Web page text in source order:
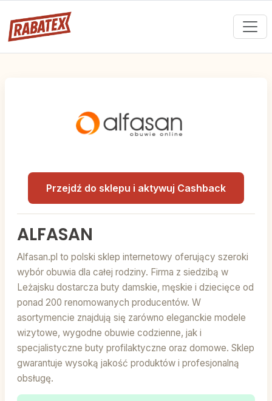
Przejdź do sklepu i aktywuj Cashback
ALFASAN
Alfasan.pl to polski sklep internetowy oferujący szeroki
wybór obuwia dla całej rodziny. Firma z siedzibą w
Leżajsku dostarcza buty damskie, męskie i dziecięce od
ponad 200 renomowanych producentów. W
asortymencie znajdują się zarówno eleganckie modele
wizytowe, wygodne obuwie codzienne, jak i
specjalistyczne buty profilaktyczne oraz domowe. Sklep
gwarantuje wysoką jakość produktów i profesjonalną
obsługę.